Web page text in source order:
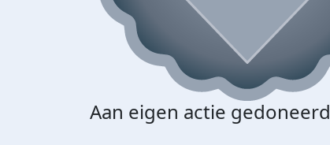
Aan eigen actie gedoneerd